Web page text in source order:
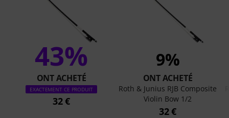
43%
ONT ACHETÉ
EXACTEMENT CE PRODUIT
32 €
9%
ONT ACHETÉ
Roth & Junius RJB Composite
Violin Bow 1/2
32 €